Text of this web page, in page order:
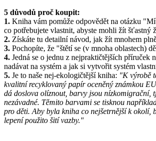
5 důvodů proč koupit:
1. Kniha vám pomůže odpovědět na otázku
co potřebujete vlastnit, abyste mohli žít šťastný
2. Získáte tu detailní návod, jak žít mnohem
3. Pochopíte, že "štětí se (v mnoha oblastech)
4. Jedná se o jednu z nejpraktičtějších příruček
nadávat na systém a jak si vytvořit systém
5. Je to naše nej-ekologičtější kniha: "K výrobě
kvalitní recyklovaný papír oceněný známkou
dá doslova olíznout, barvy jsou nízkomigrační,
nezávadné. Těmito barvami se tisknou
pro děti. Aby byla kniha co nejšetrnější k okolí,
lepení použito šití vazby."